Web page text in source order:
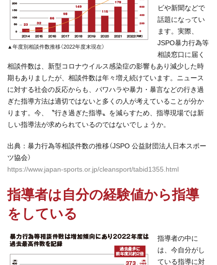
▲年度別相談件数推移（2022年度末現在）
ビや新聞などで
話題になってい
ます。実際、
JSPO暴力行為等
相談窓口に届く
相談件数は、新型コロナウイルス感染症の影響もあり減少した時
期もありましたが、相談件数は年々増え続けています。ニュース
に対する社会の反応からも、パワハラや暴力・暴言などの行き過
ぎた指導方法は適切ではないと多くの人が考えていることが分か
ります。今、〝行き過ぎた指導〟を減らすため、指導現場では新
しい指導法が求められているのではないでしょうか。
出典：暴力行為等相談件数の推移（JSPO 公益財団法人日本スポー
ツ協会）
https://www.japan-sports.or.jp/cleansport/tabid1355.html
指導者は自分の経験値から指導
をしている
指導者の中に
は、今自分がし
ている指導に対